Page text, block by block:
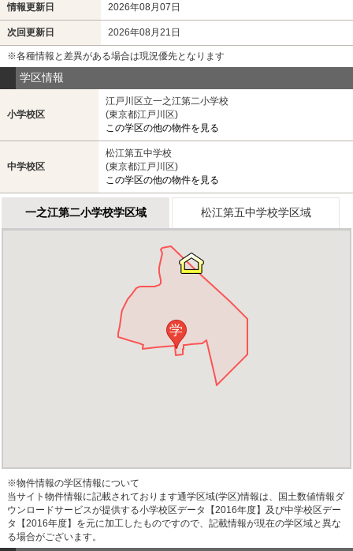
情報更新日 2026年08月07日
次回更新日 2026年08月21日
※各種情報と差異がある場合は現況優先となります
学区情報
小学校区
江戸川区立一之江第二小学校
(東京都江戸川区)
この学区の他の物件を見る
中学校区
松江第五中学校
(東京都江戸川区)
この学区の他の物件を見る
一之江第二小学校学区域 松江第五中学校学区域
学
※物件情報の学区情報について
当サイト物件情報に記載されております通学区域(学区)情報は、国土数値情報ダ
ウンロードサービスが提供する小学校区データ【2016年度】及び中学校区デー
タ【2016年度】を元に加工したものですので、記載情報が現在の学区域と異な
る場合がございます。